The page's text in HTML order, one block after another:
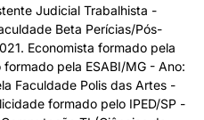
Judicial Trabalhista -
Beta Perícias/Pós-
Economista formado pela
pela ESABI/MG - Ano:
Faculdade Polis das Artes -
formado pelo IPED/SP -